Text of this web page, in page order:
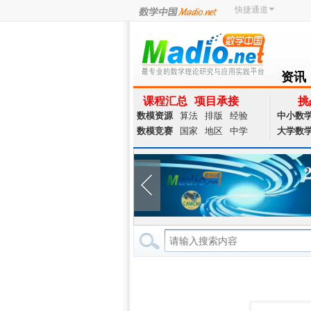
快捷通道
资讯
NEWS
课程汇总 项目承接
数模资源 算法 排版
经验
数模竞赛
国家 地区 中学
挑
中小数
大学数